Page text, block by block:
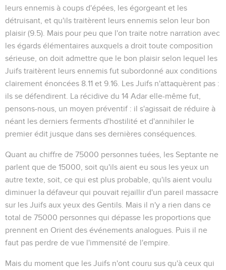
leurs ennemis à coups d'épées, les égorgeant et les
détruisant, et qu'ils traitèrent leurs ennemis selon leur bon
plaisir (9.5). Mais pour peu que l'on traite notre narration avec
les égards élémentaires auxquels a droit toute composition
sérieuse, on doit admettre que le bon plaisir selon lequel les
Juifs traitèrent leurs ennemis fut subordonné aux conditions
clairement énoncées 8.11 et 9.16 . Les Juifs n'attaquèrent pas :
ils se défendirent. La récidive du 14 Adar elle-même fut,
pensons-nous, un moyen préventif : il s'agissait de réduire à
néant les derniers ferments d'hostilité et d'annihiler le
premier édit jusque dans ses dernières conséquences.
Quant au chiffre de 75000 personnes tuées, les Septante ne
parlent que de 15000, soit qu'ils aient eu sous les yeux un
autre texte, soit, ce qui est plus probable, qu'ils aient voulu
diminuer la défaveur qui pouvait rejaillir d'un pareil massacre
sur les Juifs aux yeux des Gentils. Mais il n'y a rien dans ce
total de 75000 personnes qui dépasse les proportions que
prennent en Orient des événements analogues. Puis il ne
faut pas perdre de vue l'immensité de l'empire.
Mais du moment que les Juifs n'ont couru sus qu'à ceux qui